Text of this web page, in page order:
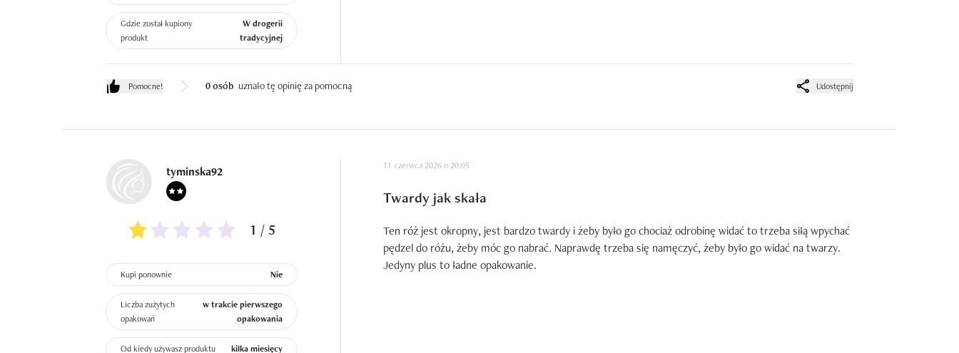
Gdzie został kupiony
produkt
W drogerii
tradycyjnej
Pomocne! 0 osób uznało tę opinię za pomocną Udostępnij
tyminska92
1 / 5
Kupi ponownie Nie
Liczba zużytych
opakowań
w trakcie pierwszego
opakowania
Od kiedy używasz produktu kilka miesięcy
11 czerwca 2026 o 20:05
Twardy jak skała
Ten róż jest okropny, jest bardzo twardy i żeby było go chociaż odrobinę widać to trzeba siłą wpychać
pędzel do różu, żeby móc go nabrać. Naprawdę trzeba się namęczyć, żeby było go widać na twarzy.
Jedyny plus to ładne opakowanie.